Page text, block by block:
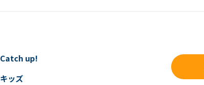
Catch up!
キッズ